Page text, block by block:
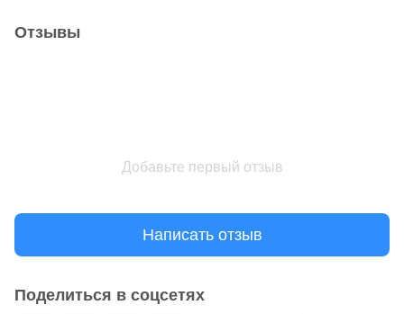
Отзывы
Добавьте первый отзыв
Написать отзыв
Поделиться в соцсетях